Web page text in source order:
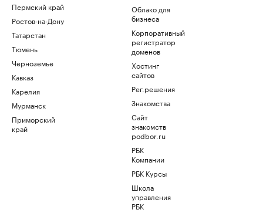
Пермский край
Ростов-на-Дону
Татарстан
Тюмень
Черноземье
Кавказ
Карелия
Мурманск
Приморский
край
Облако для
бизнеса
Корпоративный
регистратор
доменов
Хостинг
сайтов
Рег.решения
Знакомства
Сайт
знакомств
podbor.ru
РБК
Компании
РБК Курсы
Школа
управления
РБК